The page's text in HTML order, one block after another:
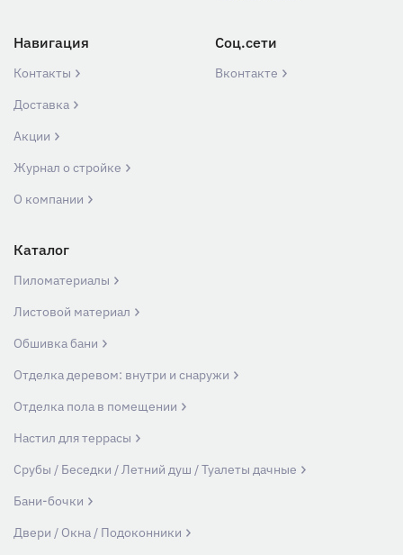
Навигация
Контакты
Доставка
Акции
Журнал о стройке
О компании
Соц.сети
Вконтакте
Каталог
Пиломатериалы
Листовой материал
Обшивка бани
Отделка деревом: внутри и снаружи
Отделка пола в помещении
Настил для террасы
Срубы / Беседки / Летний душ / Туалеты дачные
Бани-бочки
Двери / Окна / Подоконники